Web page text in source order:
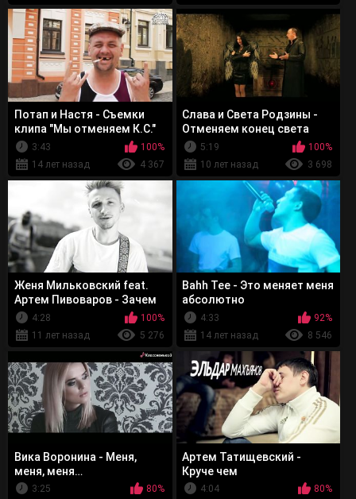
Потап и Настя - Съемки
клипа "Мы отменяем К.С."
3:43
100%
14 лет назад
4 367
Слава и Света Родзины -
Отменяем конец света
5:19
100%
10 лет назад
3 698
Женя Мильковский feat.
Артем Пивоваров - Зачем
4:28
100%
11 лет назад
5 276
Bahh Tee - Это меняет меня
абсолютно
4:33
92%
14 лет назад
8 546
Вика Воронина - Меня,
меня, меня…
3:25
80%
Артем Татищевский -
Круче чем
4:04
80%